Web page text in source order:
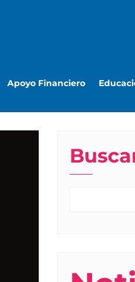
Apoyo Financiero